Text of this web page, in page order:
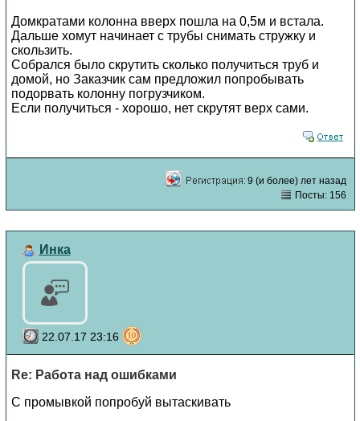
Домкратами колонна вверх пошла на 0,5м и встала.
Дальше хомут начинает с трубы снимать стружку и
скользить.
Собрался было скрутить сколько получиться труб и
домой, но Заказчик сам предложил попробывать
подорвать колонну погрузчиком.
Если получиться - хорошо, нет скрутят верх сами.
9 (и более) лет назад
Посты: 156
Инка
22.07.17 23:16
Re: Работа над ошибками
С промывкой попробуй вытаскивать